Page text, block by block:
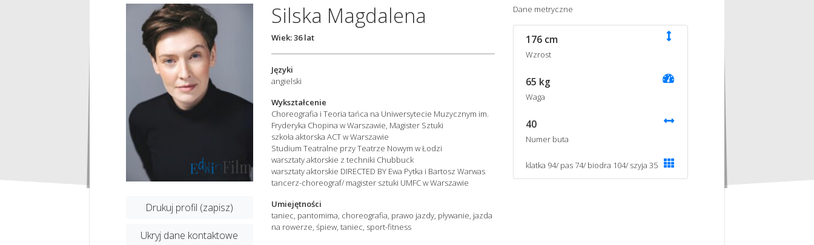
Drukuj profil (zapisz)
Ukryj dane kontaktowe
Silska Magdalena
Wiek: 36 lat
Języki
angielski
Wykształcenie
Choreografia i Teoria tańca na Uniwersytecie Muzycznym im.
Fryderyka Chopina w Warszawie, Magister Sztuki
szkoła aktorska ACT w Warszawie
Studium Teatralne przy Teatrze Nowym w Łodzi
warsztaty aktorskie z techniki Chubbuck
warsztaty aktorskie DIRECTED BY Ewa Pytka i Bartosz Warwas
tancerz-choreograf/ magister sztuki UMFC w Warszawie
Umiejętności
taniec, pantomima, choreografia, prawo jazdy, pływanie, jazda
na rowerze, śpiew, taniec, sport-fitness
Dane metryczne
176 cm
Wzrost
65 kg
Waga
40
Numer buta
klatka 94/ pas 74/ biodra 104/ szyja 35